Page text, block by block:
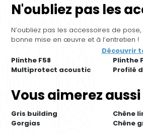
N'oubliez pas les
N’oubliez pas les accessoires de
bonne mise en œuvre et à l’entretien !
Découvrir
Plinthe F58
Plinthe
Multiprotect acoustic
Profilé
Vous aimerez aussi
Gris building
Chêne
Gorgias
Chêne